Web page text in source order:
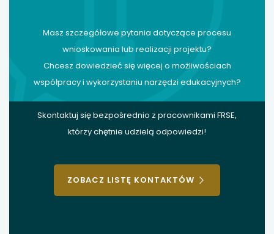
Masz szczegółowe pytania dotyczące procesu
wnioskowania lub realizacji projektu?
Chcesz dowiedzieć się więcej o możliwościach
współpracy i wykorzystaniu narzędzi edukacyjnych?
Skontaktuj się bezpośrednio z pracownikami FRSE,
którzy chętnie udzielą odpowiedzi!
ZOBACZ LISTĘ KONTAKTÓW